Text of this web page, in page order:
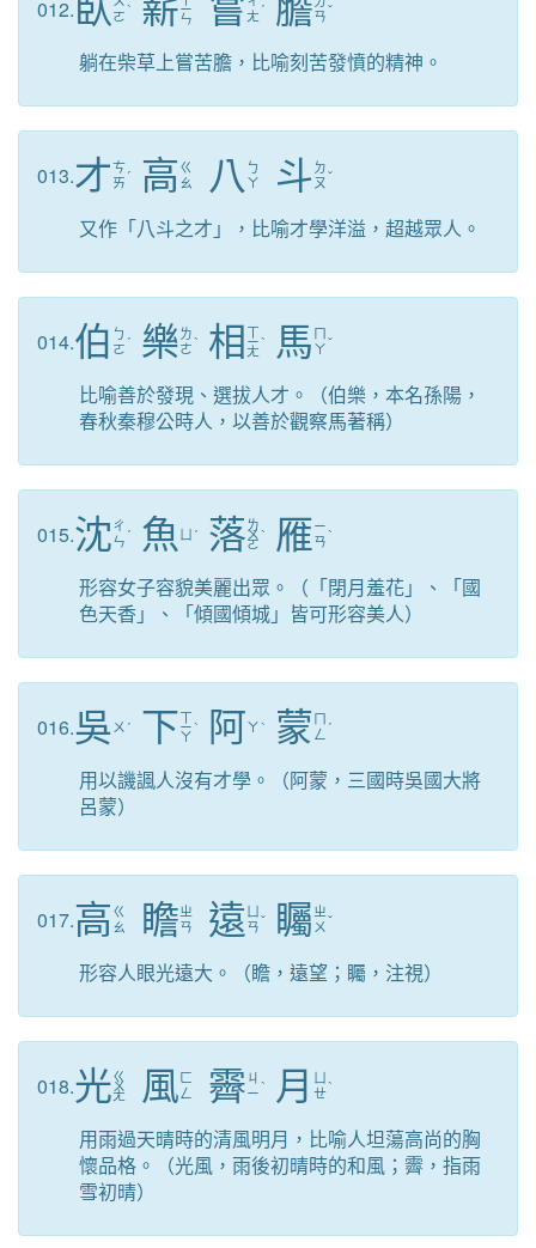
012. 臥 ㄛˋ 薪ㄧ
ㄣ 嘗 ㄤ ˊ 膽ㄢˇ
躺在柴草上嘗苦膽，比喻刻苦發憤的精神。
013.才ㄘ
ㄞ ˊ 高 ㄍ
ㄠ
八 ㄅ
ㄚ
斗 ㄉ
ㄡˇ
又作「八斗之才」，比喻才學洋溢，超越眾人。
014.伯 ㄅ
ㄛ ˊ 樂ㄌ
ㄜˋ 相 ㄒ
ㄧ
ㄤ
ˋ 馬 ㄇ
ㄚˇ
比喻善於發現、選拔人才。（伯樂，本名孫陽，
春秋秦穆公時人，以善於觀察馬著稱）
015.沈ㄔ
ㄣ ˊ 魚 ˊ 落ㄌ
ㄨ
ㄛ
ˋ 雁ㄧ
ㄢˋ
形容女子容貌美麗出眾。（「閉月羞花」、「國
色天香」、「傾國傾城」皆可形容美人）
016.吳 ㄨ ˊ 下ㄒ
ㄧ
ㄚ
ˋ 阿ㄚˋ 蒙 ㄇ
ㄥ ˊ
用以譏諷人沒有才學。（阿蒙，三國時吳國大將
呂蒙）
017.高 ㄍ
ㄠ
瞻ㄓ
ㄢ
遠 ㄢˇ 矚 ㄓ
ㄨ ˇ
形容人眼光遠大。（瞻，遠望；矚，注視）
018.光ㄍ
ㄨ
ㄤ 風 ㄈ
ㄥ
霽 ㄐ
ㄧˋ 月
ㄝˋ
用雨過天晴時的清風明月，比喻人坦蕩高尚的胸
懷品格。（光風，雨後初晴時的和風；霽，指雨
雪初晴）